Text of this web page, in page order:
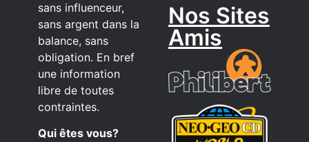
sans influenceur,
sans argent dans la
balance, sans
obligation. En bref
une information
libre de toutes
contraintes.
Qui êtes vous?
Nos Sites
Amis